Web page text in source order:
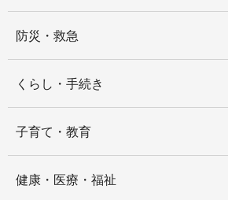
防災・救急
くらし・手続き
子育て・教育
健康・医療・福祉